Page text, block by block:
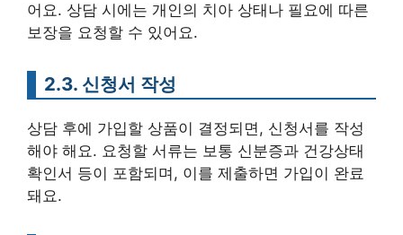
어요. 상담 시에는 개인의 치아 상태나 필요에 따른
보장을 요청할 수 있어요.
2.3. 신청서 작성
상담 후에 가입할 상품이 결정되면, 신청서를 작성
해야 해요. 요청할 서류는 보통 신분증과 건강상태
확인서 등이 포함되며, 이를 제출하면 가입이 완료
돼요.